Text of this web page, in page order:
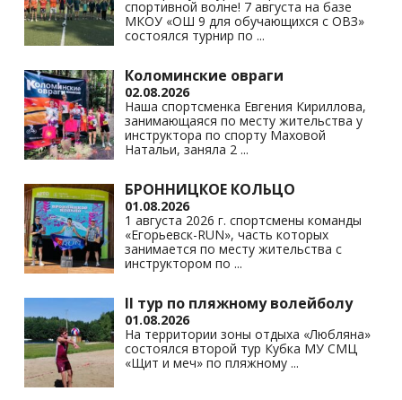
ki
спортивной волне! 7 августа на базе
МКОУ «ОШ 9 для обучающихся с ОВЗ»
состоялся турнир по ...
Коломинские овраги
02.08.2026
Наша спортсменка Евгения Кириллова,
занимающаяся по месту жительства у
инструктора по спорту Маховой
Натальи, заняла 2 ...
БРОННИЦКОЕ КОЛЬЦО
01.08.2026
1 августа 2026 г. спортсмены команды
«Егорьевск-RUN», часть которых
занимается по месту жительства с
инструктором по ...
II тур по пляжному волейболу
01.08.2026
На территории зоны отдыха «Любляна»
состоялся второй тур Кубка МУ СМЦ
«Щит и меч» по пляжному ...